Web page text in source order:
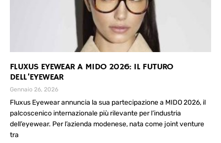
FLUXUS EYEWEAR A MIDO 2026: IL FUTURO
DELL’EYEWEAR
Gennaio 26, 2026
Fluxus Eyewear annuncia la sua partecipazione a MIDO 2026, il
palcoscenico internazionale più rilevante per l’industria
dell’eyewear. Per l’azienda modenese, nata come joint venture
tra